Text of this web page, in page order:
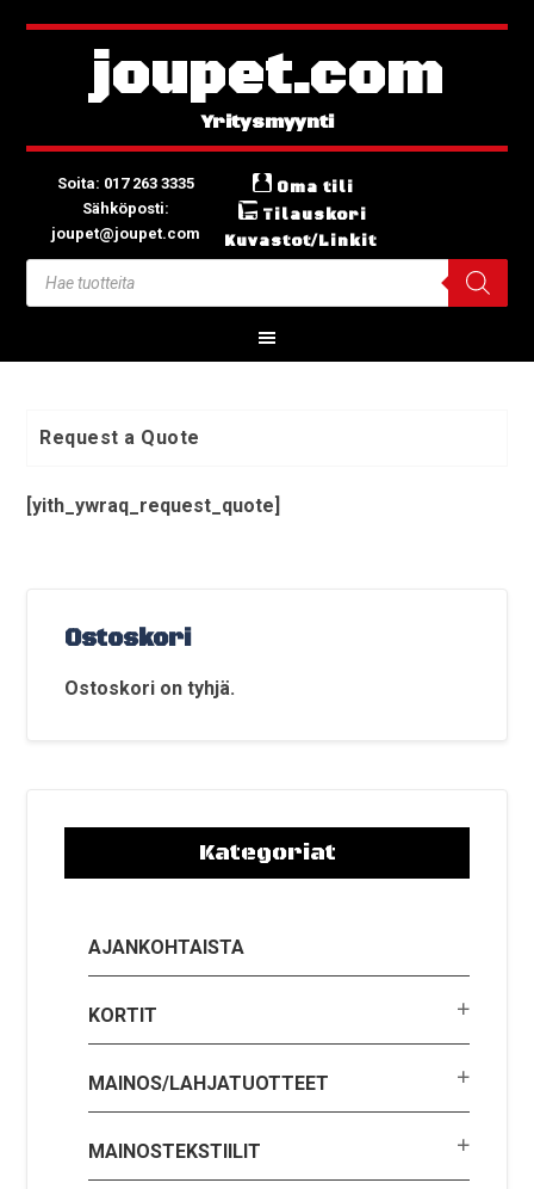
joupet.com
Soita: 017 263 3335
Sähköposti:
joupet@joupet.com
Oma tili
Tilauskori
Kuvastot/Linkit
Request a Quote
[yith_ywraq_request_quote]
Ostoskori
Ostoskori on tyhjä.
Kategoriat
AJANKOHTAISTA
KORTIT
MAINOS/LAHJATUOTTEET
MAINOSTEKSTIILIT